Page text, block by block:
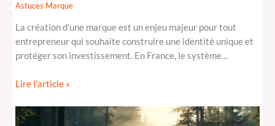
Astuces Marque
La création d’une marque est un enjeu majeur pour tout
entrepreneur qui souhaite construire une identité unique et
protéger son investissement. En France, le système…
Lire l'article »